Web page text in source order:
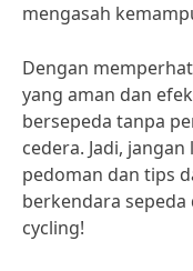
mengasah
Dengan
yang aman dan
bersepeda tanpa
cedera. Jadi,
pedoman dan tips
berkendara
cycling!